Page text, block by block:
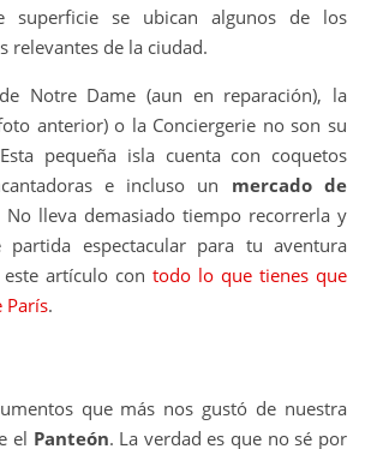
superficie se ubican algunos de los
relevantes de la ciudad.
Notre Dame (aun en reparación), la
anterior) o la Conciergerie no son su
pequeña isla cuenta con coquetos
e incluso un mercado de
No lleva demasiado tiempo recorrerla y
espectacular para tu aventura
artículo con todo lo que tienes que
París.
que más nos gustó de nuestra
el Panteón. La verdad es que no sé por